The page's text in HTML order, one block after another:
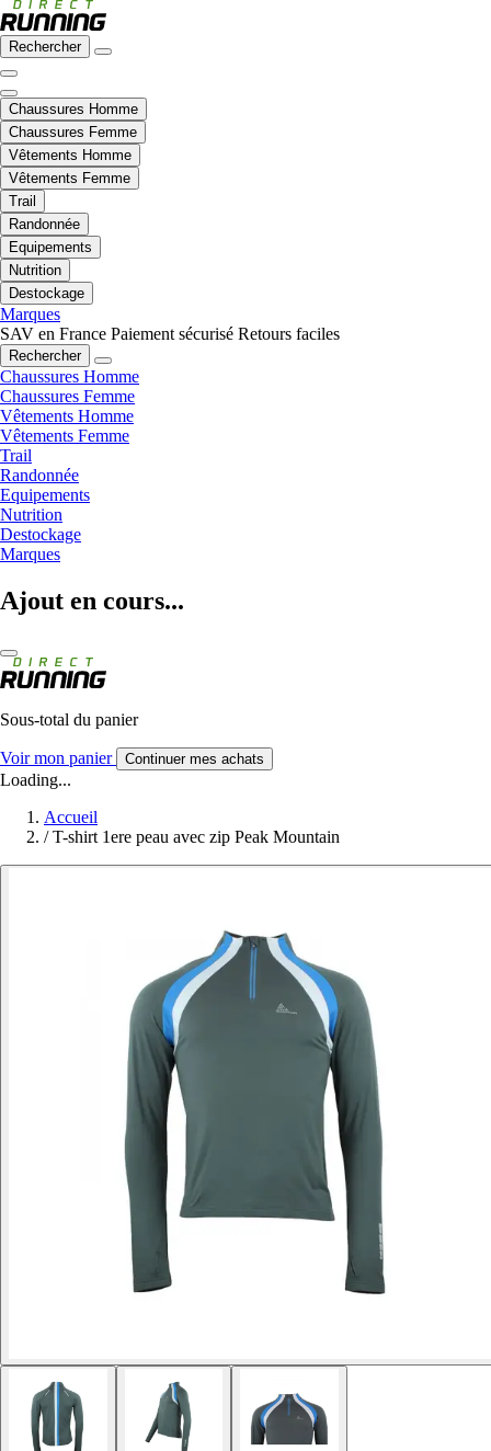
Rechercher
Chaussures Homme
Chaussures Femme
Vêtements Homme
Vêtements Femme
Trail
Randonnée
Equipements
Nutrition
Destockage
Marques
SAV en France Paiement sécurisé Retours faciles
Rechercher
Chaussures Homme
Chaussures Femme
Vêtements Homme
Vêtements Femme
Trail
Randonnée
Equipements
Nutrition
Destockage
Marques
Ajout en cours...
Sous-total du panier
Voir mon panier Continuer mes achats
Loading...
Accueil
/ T-shirt 1ere peau avec zip Peak Mountain